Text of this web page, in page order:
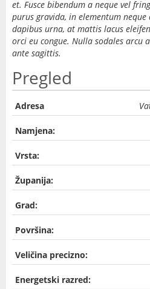
et. Fusce bibendum a neque vel
purus gravida, in elementum
dapibus urna, at mattis lacus
orci eu congue. Nulla sodales arcu
ante sagittis.
Pregled
Adresa
Namjena:
Vrsta:
Županija:
Grad:
Površina:
Veličina precizno:
Energetski razred: